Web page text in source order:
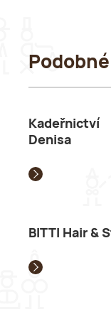
Podobné
Kadeřnictví
Denisa
BITTI Hair &